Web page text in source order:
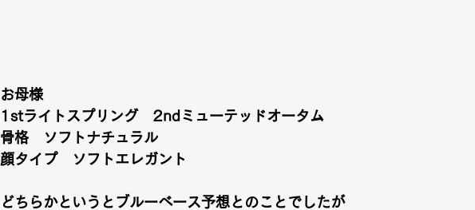
お母様
1stライトスプリング　2ndミューテッドオータム
骨格　ソフトナチュラル
顔タイプ　ソフトエレガント
どちらかというとブルーベース予想とのことでしたが